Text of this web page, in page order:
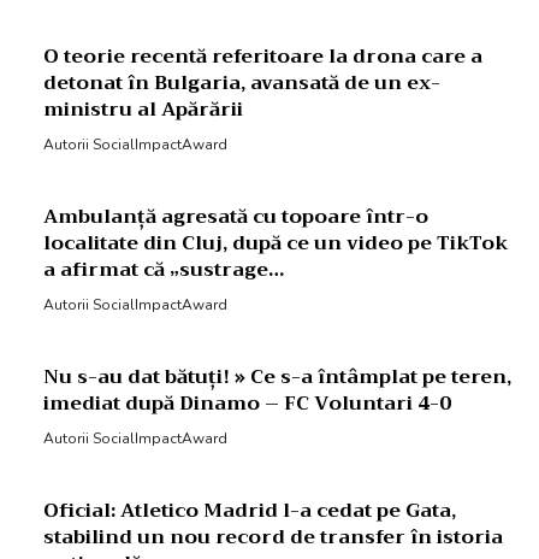
O teorie recentă referitoare la drona care a
detonat în Bulgaria, avansată de un ex-
ministru al Apărării
Autorii SocialImpactAward
Ambulanță agresată cu topoare într-o
localitate din Cluj, după ce un video pe TikTok
a afirmat că „sustrage…
Autorii SocialImpactAward
Nu s-au dat bătuți! » Ce s-a întâmplat pe teren,
imediat după Dinamo – FC Voluntari 4-0
Autorii SocialImpactAward
Oficial: Atletico Madrid l-a cedat pe Gata,
stabilind un nou record de transfer în istoria